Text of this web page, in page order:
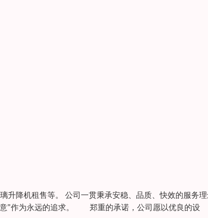
升降机租售等。 公司一贯秉承安稳、品质、快效的服务
"作为永远的追求。 郑重的承诺，公司愿以优良的设